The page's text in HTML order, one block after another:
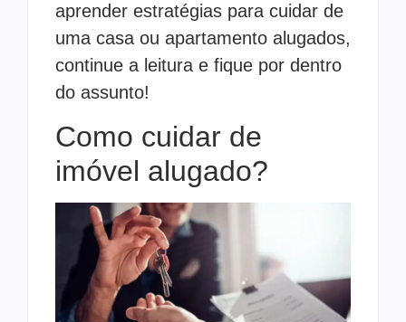
aprender estratégias para cuidar de
uma casa ou apartamento alugados,
continue a leitura e fique por dentro
do assunto!
Como cuidar de
imóvel alugado?